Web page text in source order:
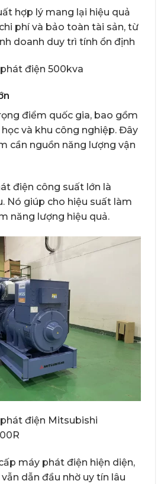
hợp lý mang lại hiệu quả
phí và bảo toàn tài sản, từ
doanh duy trì tính ổn định
điện 500kva
điểm quốc gia, bao gồm
và khu công nghiệp. Đây
cần nguồn năng lượng vận
điện công suất lớn là
Nó giúp cho hiệu suất làm
năng lượng hiệu quả.
điện Mitsubishi
máy phát điện hiện diện,
vẫn dẫn đầu nhờ uy tín lâu